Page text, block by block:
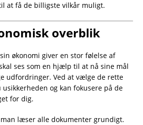
at få de billigste vilkår muligt.
overblik
økonomi giver en stor følelse af
ses som en hjælp til at nå sine mål
udfordringer. Ved at vælge de rette
og kan fokusere på de
for dig.
læser alle dokumenter grundigt.